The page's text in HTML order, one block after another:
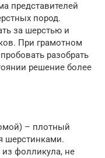
представителей
пород.
за шерстью и
При грамотном
разобрать
решение более
– плотный
шерстинками.
фолликула, не